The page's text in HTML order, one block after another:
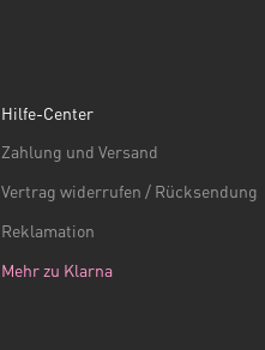
Hilfe-Center
Zahlung und Versand
Vertrag widerrufen / Rücksendung
Reklamation
Mehr zu Klarna